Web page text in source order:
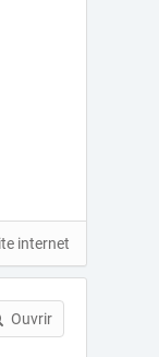
internet
Ouvrir